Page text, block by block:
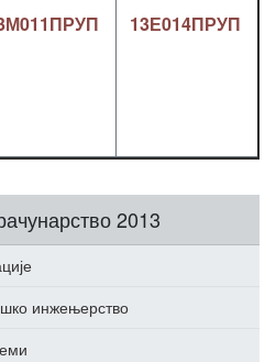
2013
инжењерство
13Е014ПРУП